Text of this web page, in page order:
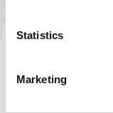
Statistics
Marketing
Kjæledyr